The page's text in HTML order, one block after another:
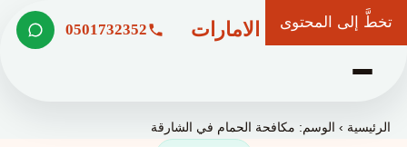
تخطَّ إلى المحتوى
شركة وعد الامارات 0501732352
الرئيسية ›الوسم: مكافحة الحمام في الشارقة